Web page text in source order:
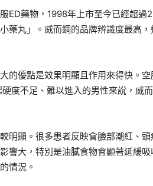
ED藥物，1998年上市至今已經超
藥丸」。威而鋼的品牌辨識度最高
的優點是效果明顯且作用來得快。
度不足、難以進入的男性來說，威
明顯。很多患者反映會臉部潮紅、
響大，特別是油膩食物會顯著延緩
情況。